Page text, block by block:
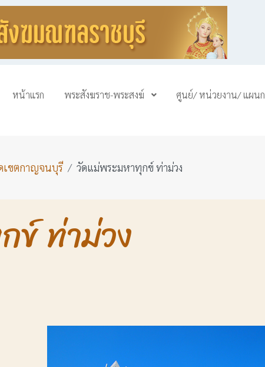
หน้าแรก พระสังฆราช-พระสงฆ์ ศูนย์/ หน่วยงาน/ แผนก
เขตกาญจนบุรี วัดแม่พระมหาทุกข์ ท่าม่วง
ข์ ท่าม่วง